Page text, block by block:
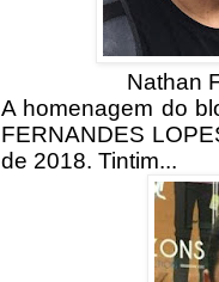
Nathan
A homenagem do
FERNANDES
de 2018. Tintim...